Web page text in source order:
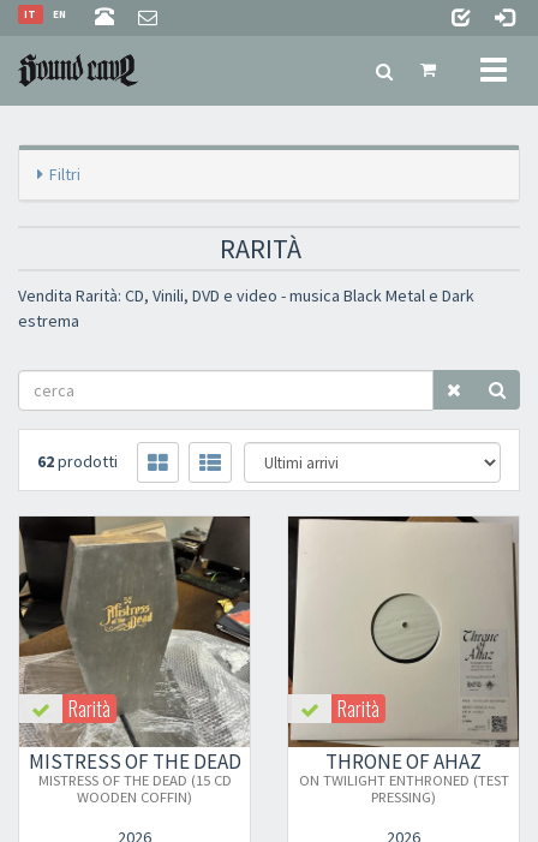
EN
IT
Filtri
RARITÀ
Vendita Rarità: CD, Vinili, DVD e video - musica Black Metal e Dark
estrema
62prodotti
Rarità
MISTRESS OF THE DEAD
MISTRESS OF THE DEAD (15 CD
WOODEN COFFIN)
2026
Rarità
THRONE OF AHAZ
ON TWILIGHT ENTHRONED (TEST
PRESSING)
2026